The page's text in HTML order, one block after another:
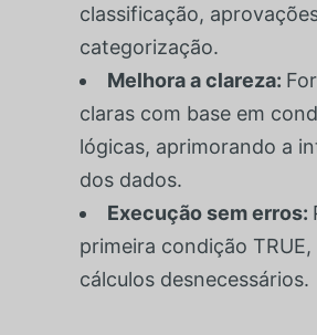
classificação,
categorização.
Melhora a clareza:
claras com base em
lógicas, aprimorando a
dos dados.
Execução sem erros:
primeira condição
cálculos desnecessários.